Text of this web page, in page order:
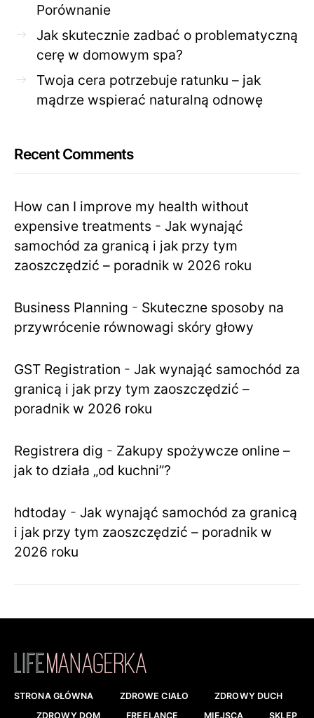
Porównanie
Jak skutecznie zadbać o problematyczną
cerę w domowym spa?
Twoja cera potrzebuje ratunku – jak
mądrze wspierać naturalną odnowę
Recent Comments
How can I improve my health without
expensive treatments - Jak wynająć
samochód za granicą i jak przy tym
zaoszczędzić – poradnik w 2026 roku
Business Planning - Skuteczne sposoby na
przywrócenie równowagi skóry głowy
GST Registration - Jak wynająć samochód za
granicą i jak przy tym zaoszczędzić –
poradnik w 2026 roku
Registrera dig - Zakupy spożywcze online –
jak to działa „od kuchni”?
hdtoday - Jak wynająć samochód za granicą
i jak przy tym zaoszczędzić – poradnik w
2026 roku
STRONA GŁÓWNA ZDROWE CIAŁO
ZDROWY DUCH
ZDROWY DOM
FREELANCE MIEJSCA SKLEP